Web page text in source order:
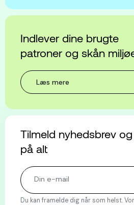
Indlever dine brugte
patroner og skån
Læs mere
Tilmeld nyhedsbrev
på alt
Du kan framelde dig når som helst.